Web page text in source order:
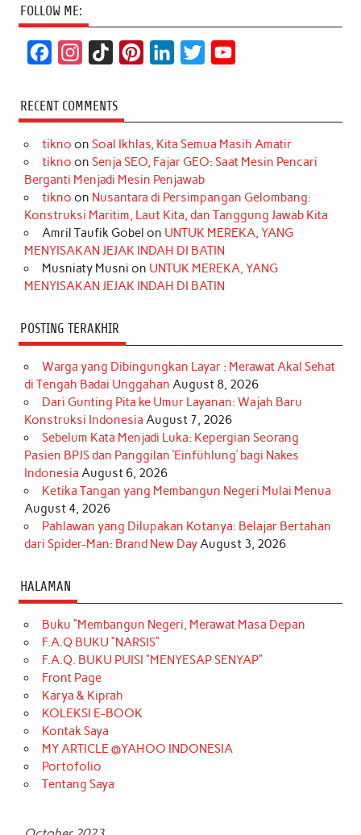
FOLLOW ME:
c
e
b
o
k
s
t
a
r
a
m
k
T
o
k
t
e
r
e
s
t
k
e
d
I
n
t
t
r
T
u
e
RECENT COMMENTS
tikno on Soal Ikhlas, Kita Semua Masih Amatir
tikno on Senja SEO, Fajar GEO: Saat Mesin Pencari
Berganti Menjadi Mesin Penjawab
tikno on Nusantara di Persimpangan Gelombang:
Konstruksi Maritim, Laut Kita, dan Tanggung Jawab Kita
Amril Taufik Gobel on UNTUK MEREKA, YANG
MENYISAKAN JEJAK INDAH DI BATIN
Musniaty Musni on UNTUK MEREKA, YANG
MENYISAKAN JEJAK INDAH DI BATIN
POSTING TERAKHIR
Warga yang Dibingungkan Layar : Merawat Akal Sehat
di Tengah Badai Unggahan August 8, 2026
Dari Gunting Pita ke Umur Layanan: Wajah Baru
Konstruksi Indonesia August 7, 2026
Sebelum Kata Menjadi Luka: Kepergian Seorang
Pasien BPJS dan Panggilan ‘Einfühlung’ bagi Nakes
Indonesia August 6, 2026
Ketika Tangan yang Membangun Negeri Mulai Menua
August 4, 2026
Pahlawan yang Dilupakan Kotanya: Belajar Bertahan
dari Spider-Man: Brand New DayAugust 3, 2026
HALAMAN
Buku “Membangun Negeri, Merawat Masa Depan
F.A.Q BUKU “NARSIS”
F.A.Q. BUKU PUISI “MENYESAP SENYAP”
Front Page
Karya & Kiprah
KOLEKSI E-BOOK
Kontak Saya
MY ARTICLE @YAHOO INDONESIA
Portofolio
Tentang Saya